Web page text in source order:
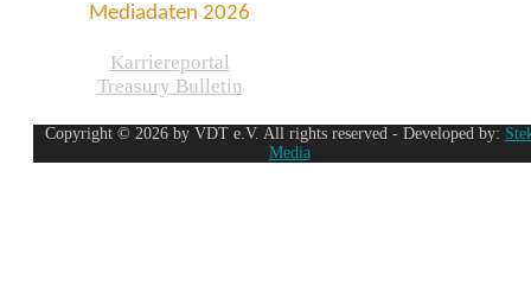
Mediadaten 2026
Karriereportal
Treasury Bulletin
Copyright © 2026 by VDT e.V. All rights reserved - Developed by:
Media